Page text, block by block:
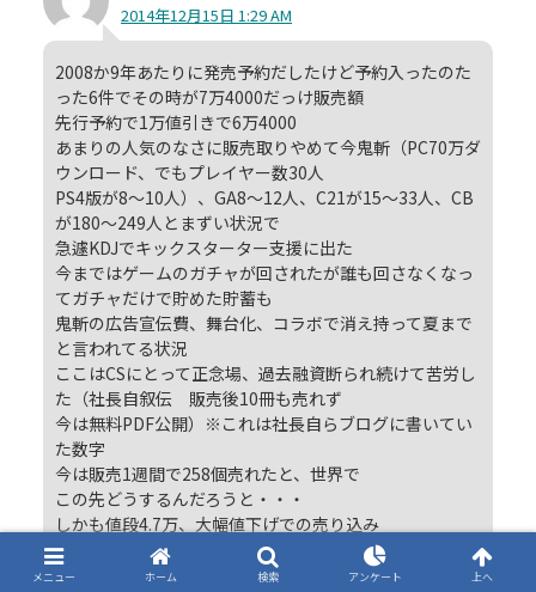
2014年12月15日 1:29 AM
2008か9年あたりに発売予約だしたけど予約入ったのた
った6件でその時が7万4000だっけ販売額
先行予約で1万値引きで6万4000
あまりの人気のなさに販売取りやめて今鬼斬（PC70万ダ
ウンロード、でもプレイヤー数30人
PS4版が8～10人）、GA8～12人、C21が15～33人、CB
が180～249人とまずい状況で
急遽KDJでキックスターター支援に出た
今まではゲームのガチャが回されたが誰も回さなくなっ
てガチャだけで貯めた貯蓄も
鬼斬の広告宣伝費、舞台化、コラボで消え持って夏まで
と言われてる状況
ここはCSにとって正念場、過去融資断られ続けて苦労し
た（社長自叙伝 販売後10冊も売れず
今は無料PDF公開）※これは社長自らブログに書いてい
た数字
今は販売1週間で258個売れたと、世界で
この先どうするんだろうと・・・
しかも値段4.7万、大幅値下げでの売り込み
これが音楽ブーム残ってる2005くらいだったら売れてた
かもしれない
メニュー ホーム 検索 アンケート 上へ